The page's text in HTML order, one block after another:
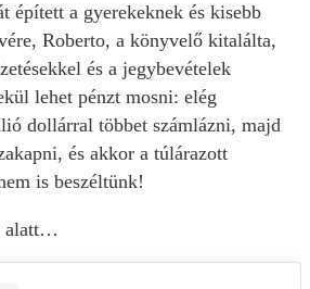
épített a gyerekeknek és kisebb
Roberto, a könyvelő kitalálta,
és a jegybevételek
lehet pénzt mosni: elég
dollárral többet számlázni, majd
és akkor a túlárazott
is beszéltünk!
alatt…